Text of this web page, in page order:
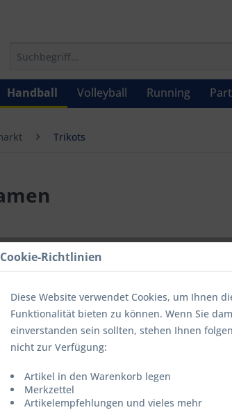
Handball Volleyball Running
Trikots
Cookie-Richtlinien
Diese Website verwendet Cookies, um Ihnen
Funktionalität bieten zu können. Wenn Sie
einverstanden sein sollten, stehen Ihnen
nicht zur Verfügung:
Artikel in den Warenkorb legen
Merkzettel
Artikelempfehlungen und vieles mehr